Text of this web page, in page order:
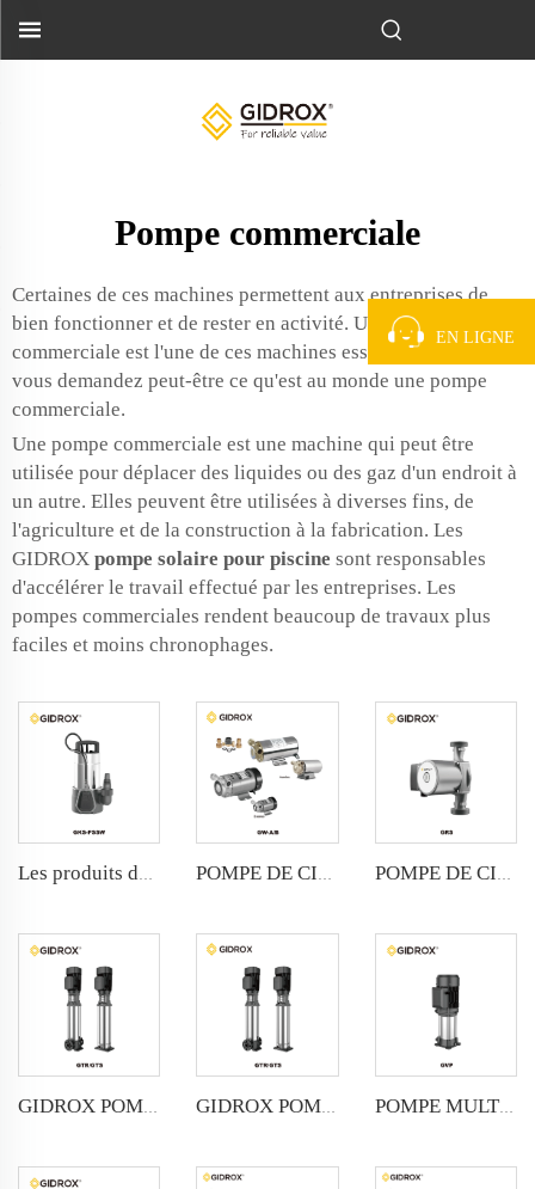
Pompe commerciale
Certaines de ces machines permettent aux entreprises de
bien fonctionner et de rester en activité. Une pompe
commerciale est l'une de ces machines essentielles. Vous
vous demandez peut-être ce qu'est au monde une pompe
commerciale.
Une pompe commerciale est une machine qui peut être
utilisée pour déplacer des liquides ou des gaz d'un endroit à
un autre. Elles peuvent être utilisées à diverses fins, de
l'agriculture et de la construction à la fabrication. Les
GIDROX pompe solaire pour piscine sont responsables
d'accélérer le travail effectué par les entreprises. Les
pompes commerciales rendent beaucoup de travaux plus
faciles et moins chronophages.
Les produits de la série A sont soumis à des contrôles de qualité. POMPE DE CIRCULATION GIDROX - GW-A/B POMPE DE CIRCULATION GIDROX - GRS
POMPE MULTISTAGE VERTICALE GIDROX -GVP
EN LIGNE